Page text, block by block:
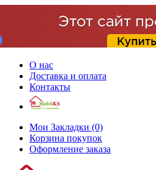
О нас
Доставка и оплата
Контакты
Мои Закладки (0)
Корзина покупок
Оформление заказа